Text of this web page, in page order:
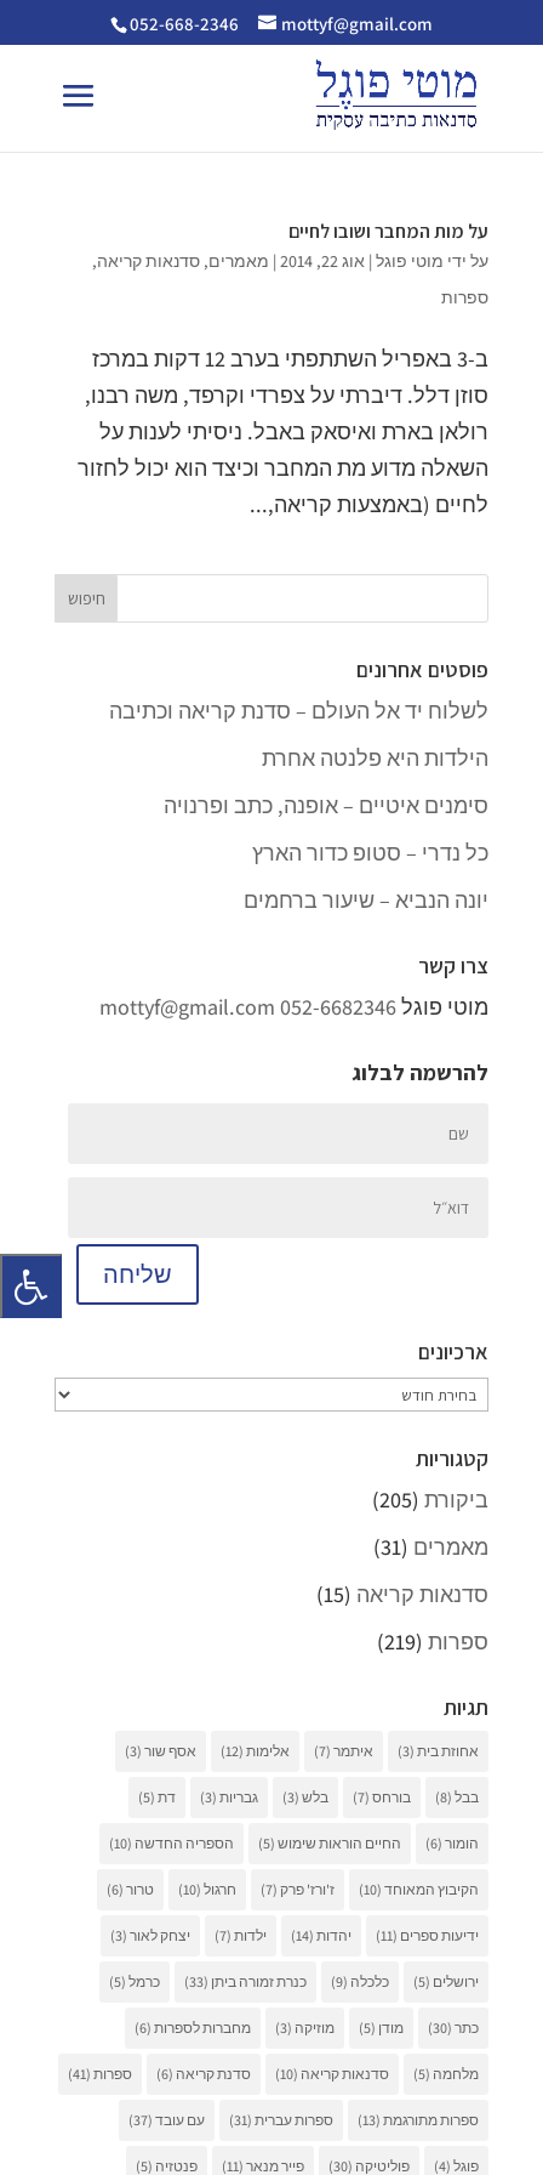
052-668-2346 mottyf@gmail.com
על מות המחבר ושובו לחיים
על ידי מוטי פוגל| אוג 22, 2014 | מאמרים, סדנאות קריאה,
ספרות
ב-3 באפריל השתתפתי בערב 12 דקות במרכז
סוזן דלל. דיברתי על צפרדי וקרפד, משה רבנו,
רולאן בארת ואיסאק באבל. ניסיתי לענות על
השאלה מדוע מת המחבר וכיצד הוא יכול לחזור
לחיים (באמצעות קריאה,...
פוסטים אחרונים
לשלוח יד אל העולם – סדנת קריאה וכתיבה
הילדות היא פלנטה אחרת
סימנים איטיים – אופנה, כתב ופרנויה
כל נדרי – סטופ כדור הארץ
יונה הנביא – שיעור ברחמים
צרו קשר
מוטי פוגל052-6682346
mottyf@gmail.com
להרשמה לבלוג
שליחה
ארכיונים
ארכיונים
קטגוריות
ביקורת(205)
מאמרים (31)
סדנאות קריאה (15)
ספרות(219)
תגיות
אחוזת בית(3) איתמר(7) אלימות(12) אסף שור(3)
בבל(8) בורחס(7) בלש(3) גבריות(3) דת(5)
הומור(6) החיים הוראות שימוש(5) הספריה החדשה (10)
הקיבוץ המאוחד(10) ז'ורז' פרק(7) חרגול(10) טרור(6)
ידיעות ספרים (11) יהדות(14) ילדות(7) יצחק לאור(3)
ירושלים (5) כלכלה (9) כנרת זמורה ביתן (33) כרמל(5)
כתר(30) מודן (5) מוזיקה (3) מחברות לספרות(6)
מלחמה (5) סדנאות קריאה (10) סדנת קריאה (6) ספרות(41)
ספרות מתורגמת(13) ספרות עברית(31) עם עובד(37)
פוגל(4) פוליטיקה (30) פייר מנאר(11) פנטזיה (5)